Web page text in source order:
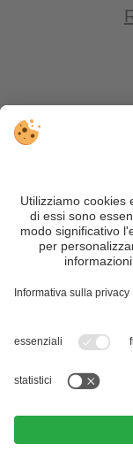
VIVOSüdtirol è il
Trentino Alto
Nonostante il
motivi di